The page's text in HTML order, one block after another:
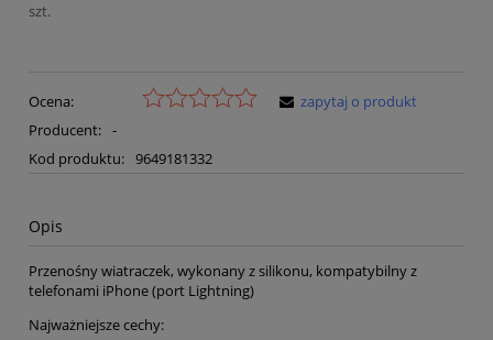
szt.
Ocena:
Producent: -
Kod produktu: 9649181332
zapytaj o produkt
Opis
Przenośny wiatraczek, wykonany z silikonu, kompatybilny z
telefonami iPhone (port Lightning)
Najważniejsze cechy: